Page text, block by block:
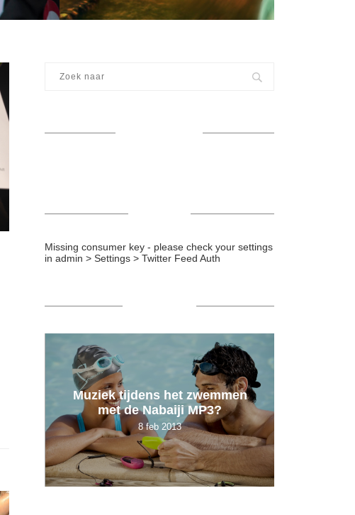
Missing consumer key - please check your settings
in admin > Settings > Twitter Feed Auth
Muziek tijdens het zwemmen
met de Nabaiji MP3?
8 feb 2013